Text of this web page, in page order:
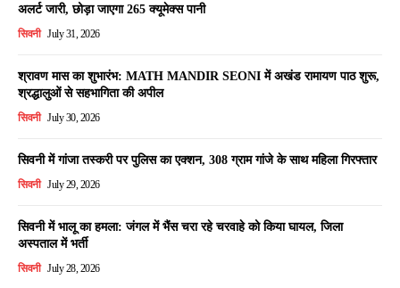
अलर्ट जारी, छोड़ा जाएगा 265 क्यूमेक्स पानी
सिवनी July 31, 2026
श्रावण मास का शुभारंभ: MATH MANDIR SEONI में अखंड रामायण पाठ शुरू,
श्रद्धालुओं से सहभागिता की अपील
सिवनी July 30, 2026
सिवनी में गांजा तस्करी पर पुलिस का एक्शन, 308 ग्राम गांजे के साथ महिला गिरफ्तार
सिवनी July 29, 2026
सिवनी में भालू का हमला: जंगल में भैंस चरा रहे चरवाहे को किया घायल, जिला
अस्पताल में भर्ती
सिवनी July 28, 2026